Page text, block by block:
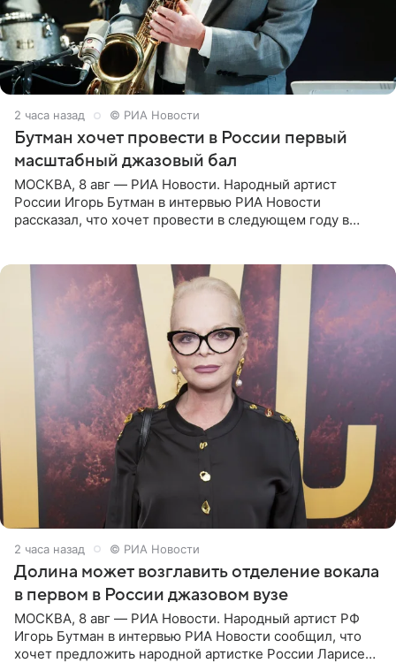
2 часа назад © РИА Новости
Бутман хочет провести в России первый
масштабный джазовый бал
МОСКВА, 8 авг — РИА Новости. Народный артист
России Игорь Бутман в интервью РИА Новости
рассказал, что хочет провести в следующем году в
2 часа назад © РИА Новости
Долина может возглавить отделение вокала
в первом в России джазовом вузе
МОСКВА, 8 авг — РИА Новости. Народный артист РФ
Игорь Бутман в интервью РИА Новости сообщил, что
хочет предложить народной артистке России Ларисе